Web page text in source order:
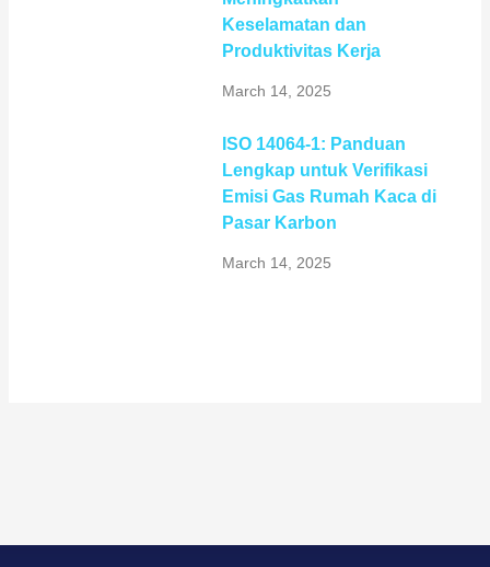
Keselamatan dan
Produktivitas Kerja
March 14, 2025
ISO 14064-1: Panduan
Lengkap untuk Verifikasi
Emisi Gas Rumah Kaca di
Pasar Karbon
March 14, 2025